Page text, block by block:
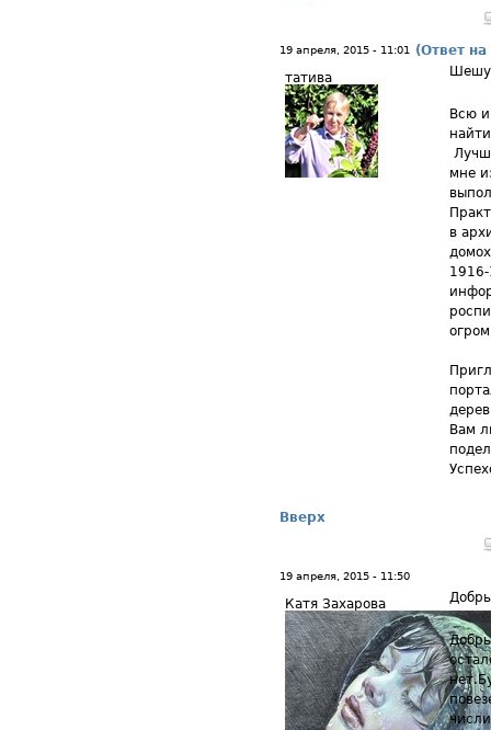
19 апреля, 2015 - 11:01
(Ответ
татива
Всю
мне
в
Вам
Вверх
19 апреля, 2015 - 11:50
Катя Захарова